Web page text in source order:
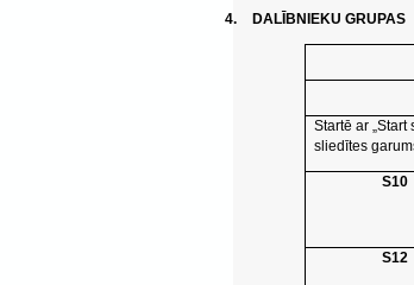
4. DALĪBNIEKU GRUPAS
Startē ar
sliedītes
S10
S12